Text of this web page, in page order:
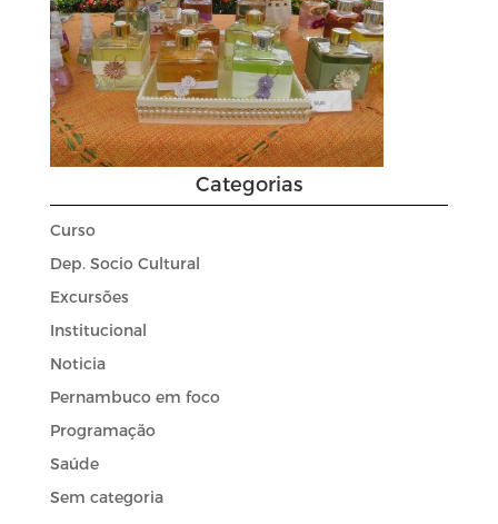
Categorias
Curso
Dep. Socio Cultural
Excursões
Institucional
Noticia
Pernambuco em foco
Programação
Saúde
Sem categoria